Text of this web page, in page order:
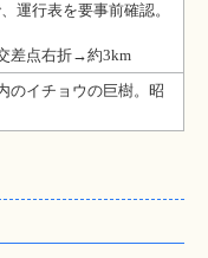
運行表を要事前確認。
差点右折→約3km
イチョウの巨樹。昭